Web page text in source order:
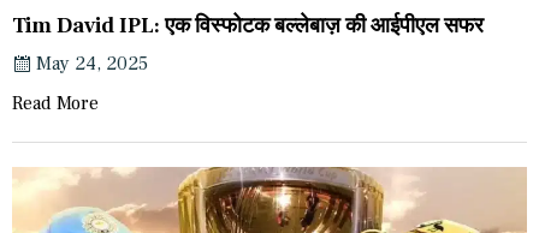
Tim David IPL: एक विस्फोटक बल्लेबाज़ की आईपीएल सफर
May 24, 2025
Read More